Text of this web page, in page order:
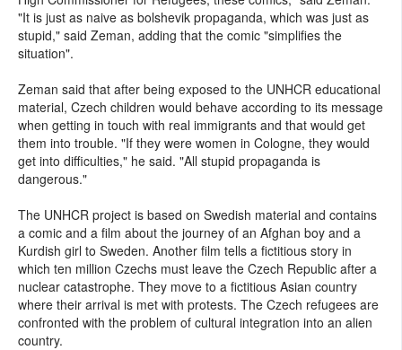
"It is just as naive as bolshevik propaganda, which was just as
stupid," said Zeman, adding that the comic "simplifies the
situation".
Zeman said that after being exposed to the UNHCR educational
material, Czech children would behave according to its message
when getting in touch with real immigrants and that would get
them into trouble. "If they were women in Cologne, they would
get into difficulties," he said. "All stupid propaganda is
dangerous."
The UNHCR project is based on Swedish material and contains
a comic and a film about the journey of an Afghan boy and a
Kurdish girl to Sweden. Another film tells a fictitious story in
which ten million Czechs must leave the Czech Republic after a
nuclear catastrophe. They move to a fictitious Asian country
where their arrival is met with protests. The Czech refugees are
confronted with the problem of cultural integration into an alien
country.